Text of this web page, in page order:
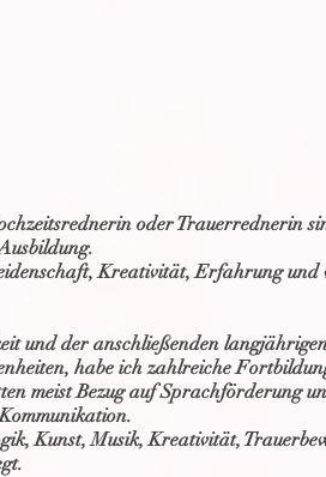
oder Trauerrednerin
Kreativität, Erfahrung und
und der anschließenden
habe ich zahlreiche
meist Bezug auf Sprachförderung
Kunst, Musik, Kreativität,